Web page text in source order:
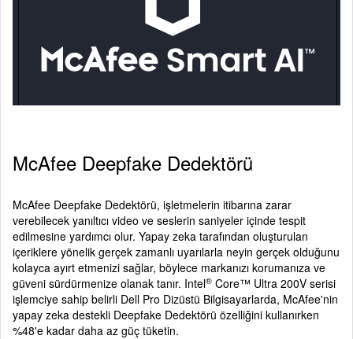
McAfee Deepfake Dedektörü
McAfee Deepfake Dedektörü, işletmelerin itibarına zarar
verebilecek yanıltıcı video ve seslerin saniyeler içinde tespit
edilmesine yardımcı olur. Yapay zeka tarafından oluşturulan
içeriklere yönelik gerçek zamanlı uyarılarla neyin gerçek olduğunu
kolayca ayırt etmenizi sağlar, böylece markanızı korumanıza ve
güveni sürdürmenize olanak tanır. Intel® Core™ Ultra 200V serisi
işlemciye sahip belirli Dell Pro Dizüstü Bilgisayarlarda, McAfee'nin
yapay zeka destekli Deepfake Dedektörü özelliğini kullanırken
%48'e kadar daha az güç tüketin.